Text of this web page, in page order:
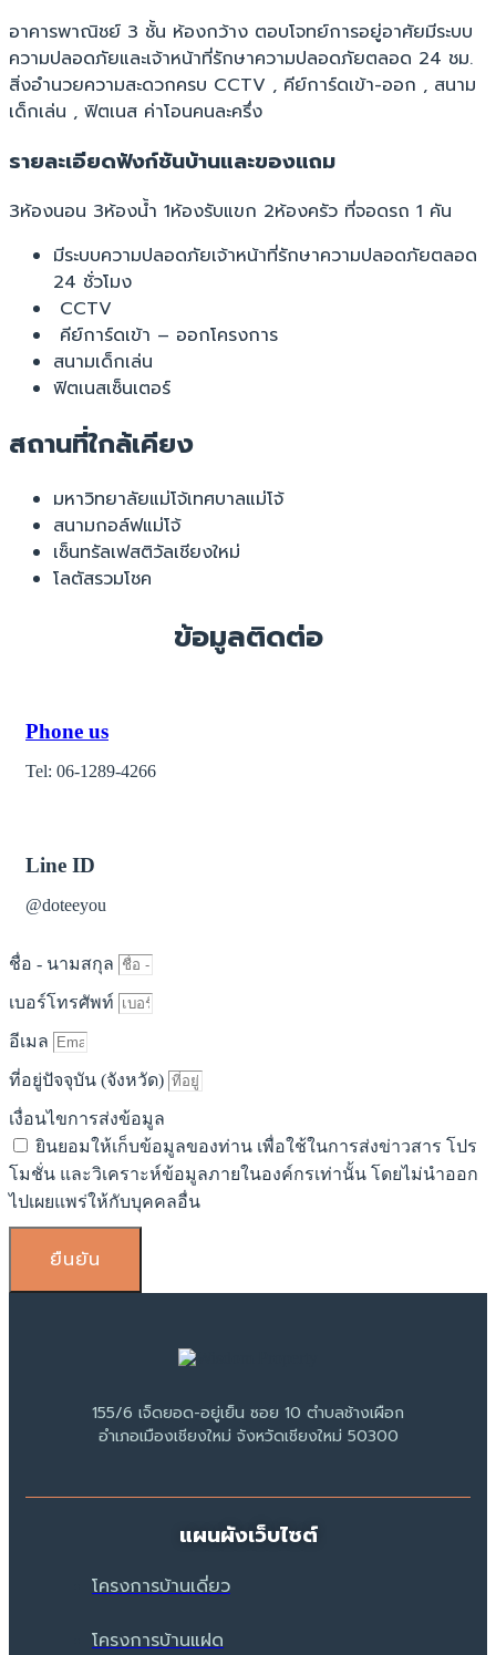
อาคารพาณิชย์ 3 ชั้น ห้องกว้าง ตอบโจทย์การอยู่อาศัยมีระบบ
ความปลอดภัยและเจ้าหน้าที่รักษาความปลอดภัยตลอด 24 ชม.
สิ่งอำนวยความสะดวกครบ CCTV , คีย์การ์ดเข้า-ออก , สนาม
เด็กเล่น , ฟิตเนส ค่าโอนคนละครึ่ง
รายละเอียดฟังก์ชันบ้านและของแถม
3ห้องนอน 3ห้องน้ำ 1ห้องรับแขก 2ห้องครัว ที่จอดรถ 1 คัน
มีระบบความปลอดภัยเจ้าหน้าที่รักษาความปลอดภัยตลอด
24 ชั่วโมง
CCTV
คีย์การ์ดเข้า – ออกโครงการ
สนามเด็กเล่น
ฟิตเนสเซ็นเตอร์
สถานที่ใกล้เคียง
มหาวิทยาลัยแม่โจ้เทศบาลแม่โจ้
สนามกอล์ฟแม่โจ้
เซ็นทรัลเฟสติวัลเชียงใหม่
โลตัสรวมโชค
ข้อมูลติดต่อ
Phone us
Tel: 06-1289-4266
Line ID
@doteeyou
ชื่อ - นามสกุล
เบอร์โทรศัพท์
อีเมล
ที่อยู่ปัจจุบัน (จังหวัด)
เงื่อนไขการส่งข้อมูล
ยินยอมให้เก็บข้อมูลของท่าน เพื่อใช้ในการส่งข่าวสาร โปร
โมชั่น และวิเคราะห์ข้อมูลภายในองค์กรเท่านั้น โดยไม่นำออก
ไปเผยแพร่ให้กับบุคคลอื่น
ยืนยัน
155/6 เจ็ดยอด-อยู่เย็น ซอย 10 ตำบลช้างเผือก
อำเภอเมืองเชียงใหม่ จังหวัดเชียงใหม่ 50300
แผนผังเว็บไซต์
โครงการบ้านเดี่ยว
โครงการบ้านแฝด